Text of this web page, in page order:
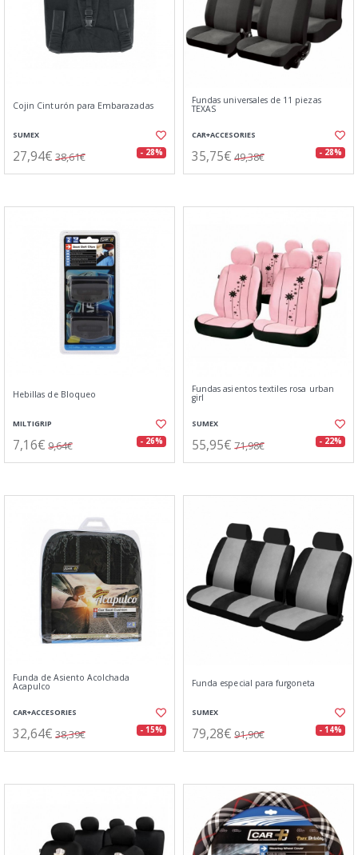
Cojin Cinturón para Embarazadas
SUMEX
27,94€ 38,61€ - 28%
Fundas universales de 11 piezas
TEXAS
CAR+ACCESORIES
35,75€ 49,38€ - 28%
Hebillas de Bloqueo
MILTIGRIP
7,16€ 9,64€ - 26%
Fundas asientos textiles rosa urban
girl
SUMEX
55,95€ 71,98€ - 22%
Funda de Asiento Acolchada
Acapulco
CAR+ACCESORIES
32,64€ 38,39€ - 15%
Funda especial para furgoneta
SUMEX
79,28€ 91,90€ - 14%